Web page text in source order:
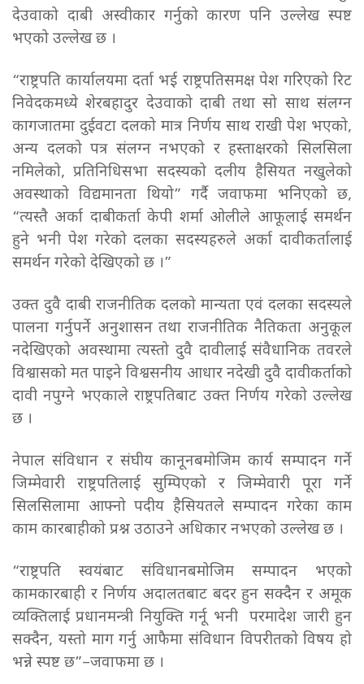
देउवाको दाबी अस्वीकार गर्नुको कारण पनि उल्लेख स्पष्ट
भएको उल्लेख छ ।
“राष्ट्रपति कार्यालयमा दर्ता भई राष्ट्रपतिसमक्ष पेश गरिएको रिट
निवेदकमध्ये शेरबहादुर देउवाको दाबी तथा सो साथ संलग्न
कागजातमा दुईवटा दलको मात्र निर्णय साथ राखी पेश भएको,
अन्य दलको पत्र संलग्न नभएको र हस्ताक्षरको सिलसिला
नमिलेको, प्रतिनिधिसभा सदस्यको दलीय हैसियत नखुलेको
अवस्थाको विद्यमानता थियो” गर्दै जवाफमा भनिएको छ,
“त्यस्तै अर्का दाबीकर्ता केपी शर्मा ओलीले आफूलाई समर्थन
हुने भनी पेश गरेको दलका सदस्यहरुले अर्का दावीकर्तालाई
समर्थन गरेको देखिएको छ ।”
उक्त दुवै दाबी राजनीतिक दलको मान्यता एवं दलका सदस्यले
पालना गर्नुपर्ने अनुशासन तथा राजनीतिक नैतिकता अनुकूल
नदेखिएको अवस्थामा त्यस्तो दुवै दावीलाई संवैधानिक तवरले
विश्वासको मत पाइने विश्वसनीय आधार नदेखी दुवै दावीकर्ताको
दावी नपुग्ने भएकाले राष्ट्रपतिबाट उक्त निर्णय गरेको उल्लेख
छ ।
नेपाल संविधान र संघीय कानूनबमोजिम कार्य सम्पादन गर्ने
जिम्मेवारी राष्ट्रपतिलाई सुम्पिएको र जिम्मेवारी पूरा गर्ने
सिलसिलामा आफ्नो पदीय हैसियतले सम्पादन गरेका काम
काम कारबाहीको प्रश्न उठाउने अधिकार नभएको उल्लेख छ ।
“राष्ट्रपति स्वयंबाट संविधानबमोजिम सम्पादन भएको
कामकारबाही र निर्णय अदालतबाट बदर हुन सक्दैन र अमूक
व्यक्तिलाई प्रधानमन्त्री नियुक्ति गर्नू भनी परमादेश जारी हुन
सक्दैन, यस्तो माग गर्नु आफैमा संविधान विपरीतको विषय हो
भन्ने स्पष्ट छ”–जवाफमा छ ।